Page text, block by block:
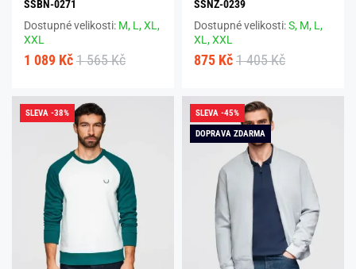
SSBN-0271
Dostupné velikosti: M, L,XL,
XXL
1 089 Kč 1 565 Kč
SSNZ-0239
Dostupné velikosti:S, M, L,
XL,XXL
875 Kč 1 405 Kč
SLEVA -38%
SLEVA -45%
DOPRAVA ZDARMA